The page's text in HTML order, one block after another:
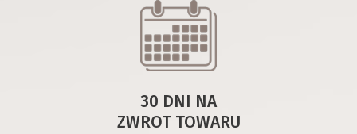
30 DNI NA
ZWROT TOWARU